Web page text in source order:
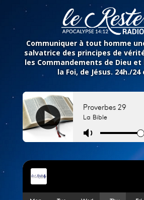
Communiquer à tout homme
salvatrice des principes de
les Commandements de Dieu
la Foi, de Jésus. 24h./24